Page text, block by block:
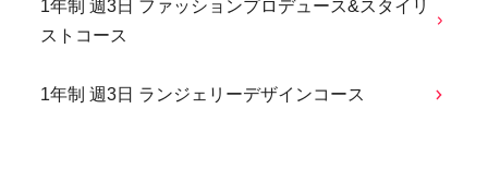
1年制 週3日 ファッションプロデュース&スタイリ
ストコース
1年制 週3日 ランジェリーデザインコース